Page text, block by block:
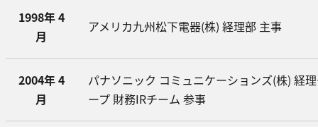
1998年 4
月
アメリカ九州松下電器(株) 経理部 主事
2004年 4
月
パナソニック コミュニケーションズ(株) 経
ープ 財務IRチーム 参事